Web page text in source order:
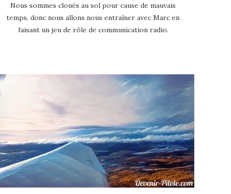
Nous sommes cloués au sol pour cause de mauvais
temps, donc nous allons nous entraîner avec Marc en
faisant un jeu de rôle de communication radio.